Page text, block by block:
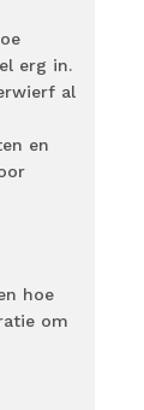
erg in.
al
en
hoe
om